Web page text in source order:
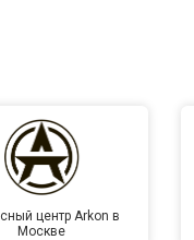
центр Arkon в
Москве